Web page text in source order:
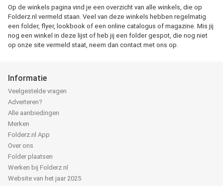
Op de winkels pagina vind je een overzicht van alle winkels, die op
Folderz.nl vermeld staan. Veel van deze winkels hebben regelmatig
een folder, flyer, lookbook of een online catalogus of magazine. Mis jij
nog een winkel in deze lijst of heb jij een folder gespot, die nog niet
op onze site vermeld staat, neem dan contact met ons op.
Informatie
Veelgestelde vragen
Adverteren?
Alle aanbiedingen
Merken
Folderz.nl App
Over ons
Folder plaatsen
Werken bij Folderz.nl
Website van het jaar 2025